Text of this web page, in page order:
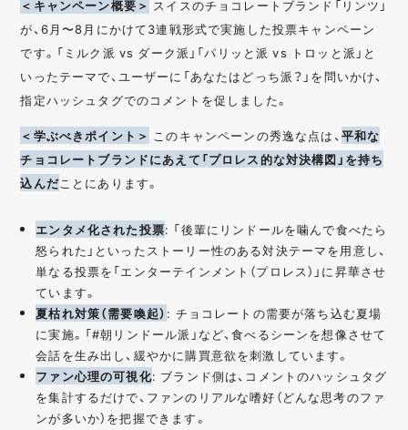
＜キャンペーン概要＞ スイスのチョコレートブランド「リンツ」
が、6月〜8月にかけて3連戦形式で実施した投票キャンペーン
です。「ミルク派 vs ダーク派」「パリッと派 vs トロッと派」と
いったテーマで、ユーザーに「あなたはどっち派？」を問いかけ、
指定ハッシュタグでのコメントを促しました。
＜学ぶべきポイント＞ このキャンペーンの秀逸な点は、 平和な
チョコレートブランドにあえて「プロレス的な対決構図」を持ち
込んだことにあります。
エンタメ化された投票: 「後輩にリンドールを噛んで食べたら
怒られた」といったストーリー性のある対決テーマを用意し、
単なる投票を「エンターテインメント（プロレス）」に昇華させ
ています。
夏枯れ対策（需要喚起） : チョコレートの需要が落ち込む夏場
に実施。「#朝リンドール派」など、食べるシーンを想像させて
会話を生み出し、緩やかに購買意欲を刺激しています。
ファン心理の可視化: ブランド側は、コメントのハッシュタグ
を集計するだけで、ファンのリアルな嗜好（どんな思考のファ
ンが多いか）を把握できます。